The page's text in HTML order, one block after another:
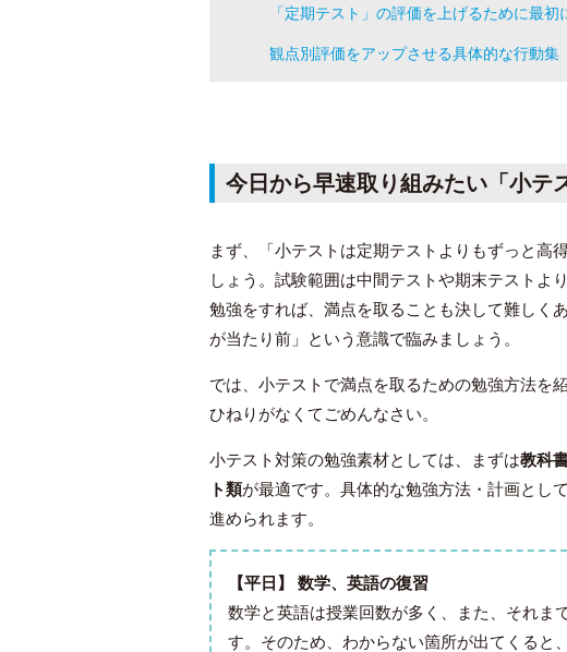
「定期テスト」の評価を上げるために最初
観点別評価をアップさせる具体的な行動集
今日から早速取り組みたい「小テ
まず、「小テストは定期テストよりもずっと高
しょう。試験範囲は中間テストや期末テストよ
勉強をすれば、満点を取ることも決して難しく
が当たり前」という意識で臨みましょう。
では、小テストで満点を取るための勉強方法を
ひねりがなくてごめんなさい。
小テスト対策の勉強素材としては、まずは教科
ト類が最適です。具体的な勉強方法・計画とし
進められます。
【平日】 数学、英語の復習
数学と英語は授業回数が多く、また、それま
す。そのため、わからない箇所が出てくると